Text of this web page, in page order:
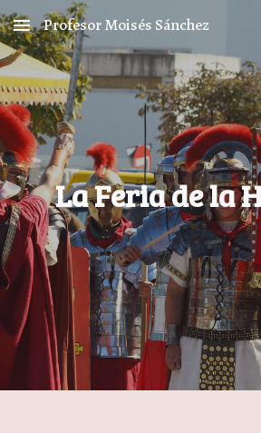
Skip to main content
Profesor Moisés Sánchez
La Feria de la